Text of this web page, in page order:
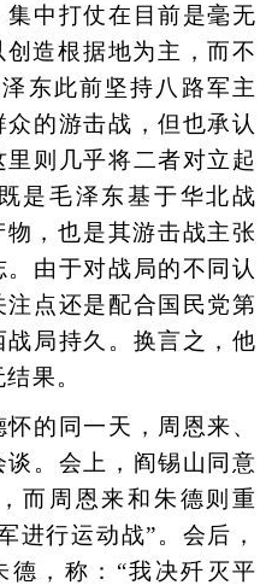
中打仗在目前是毫无
造根据地为主，而不
东此前坚持八路军主
的游击战，但也承认
则几乎将二者对立起
是毛泽东基于华北战
物，也是其游击战主张
由于对战局的不同认
点还是配合国民党第
局持久。换言之，他
果。
同一天，周恩来、
。会上，阎锡山同意
而周恩来和朱德则重
进行运动战”。会后，
德，称：“我决歼灭平